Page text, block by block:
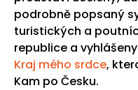
podrobně popsaný
turistických a
republice a
Kraj mého srdce,
Kam po Česku.